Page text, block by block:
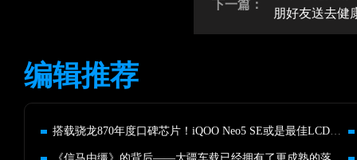
下一篇：
朋好友送去健
编辑推荐
搭载骁龙870年度口碑芯片！iQOO Neo5 SE或是最佳LCD旗舰